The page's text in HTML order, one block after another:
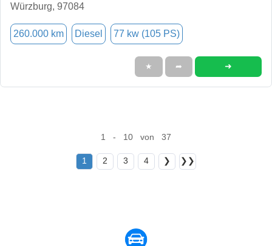
Würzburg, 97084
260.000 km Diesel 77 kw (105 PS)
★ ➦ ➜
1 - 10 von 37
1 2 3 4 ❯ ❯❯